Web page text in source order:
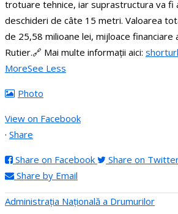
trotuare tehnice, iar suprastructura va fi
deschideri de câte 15 metri. Valoarea
de 25,58 milioane lei, mijloace financiare
Rutier.🔗 Mai multe informații aici:
MoreSee Less
Photo
View on Facebook
· Share
Share on Facebook Share on
Share by Email
Administraţia Națională a Drumurilor